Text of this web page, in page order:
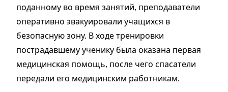
поданному во время занятий, преподаватели
оперативно эвакуировали учащихся в
безопасную зону. В ходе тренировки
пострадавшему ученику была оказана первая
медицинская помощь, после чего спасатели
передали его медицинским работникам.